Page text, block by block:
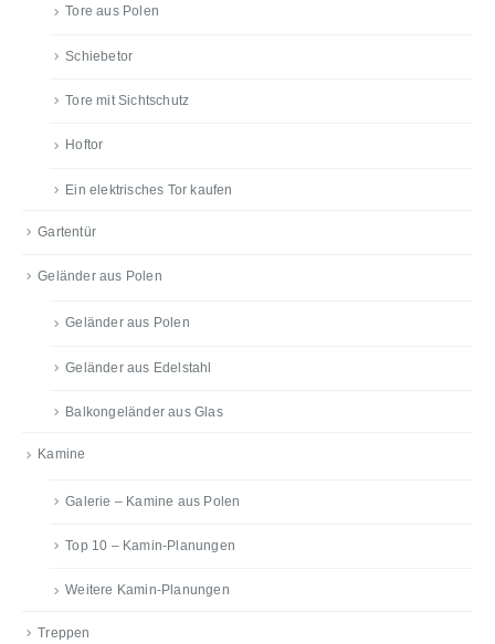
Tore aus Polen
Schiebetor
Tore mit Sichtschutz
Hoftor
Ein elektrisches Tor kaufen
Gartentür
Geländer aus Polen
Geländer aus Polen
Geländer aus Edelstahl
Balkongeländer aus Glas
Kamine
Galerie – Kamine aus Polen
Top 10 – Kamin-Planungen
Weitere Kamin-Planungen
Treppen